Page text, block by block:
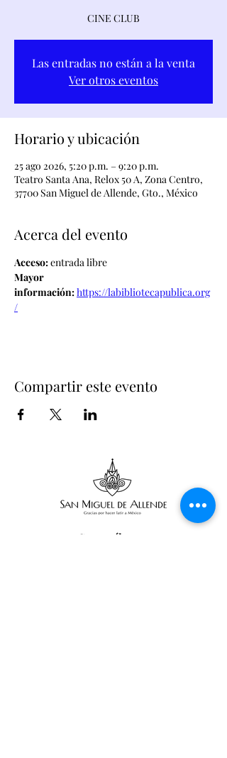
CINE CLUB
Las entradas no están a la venta
Ver otros eventos
Horario y ubicación
25 ago 2026, 5:20 p.m. – 9:20 p.m.
Teatro Santa Ana, Relox 50 A, Zona Centro,
37700 San Miguel de Allende, Gto., México
Acerca del evento
Acceso: entrada libre
Mayor
información:https://labibliotecapublica.org
/
Compartir este evento
Suscríbete